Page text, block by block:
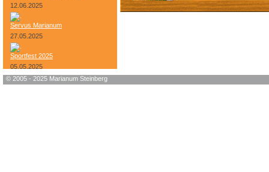
12.06.2025
Servus Marianum
27.05.2025
Sportfest 2025
05.05.2025
Bundesheer-Tag
© 2005 - 2025 Marianum Steinberg